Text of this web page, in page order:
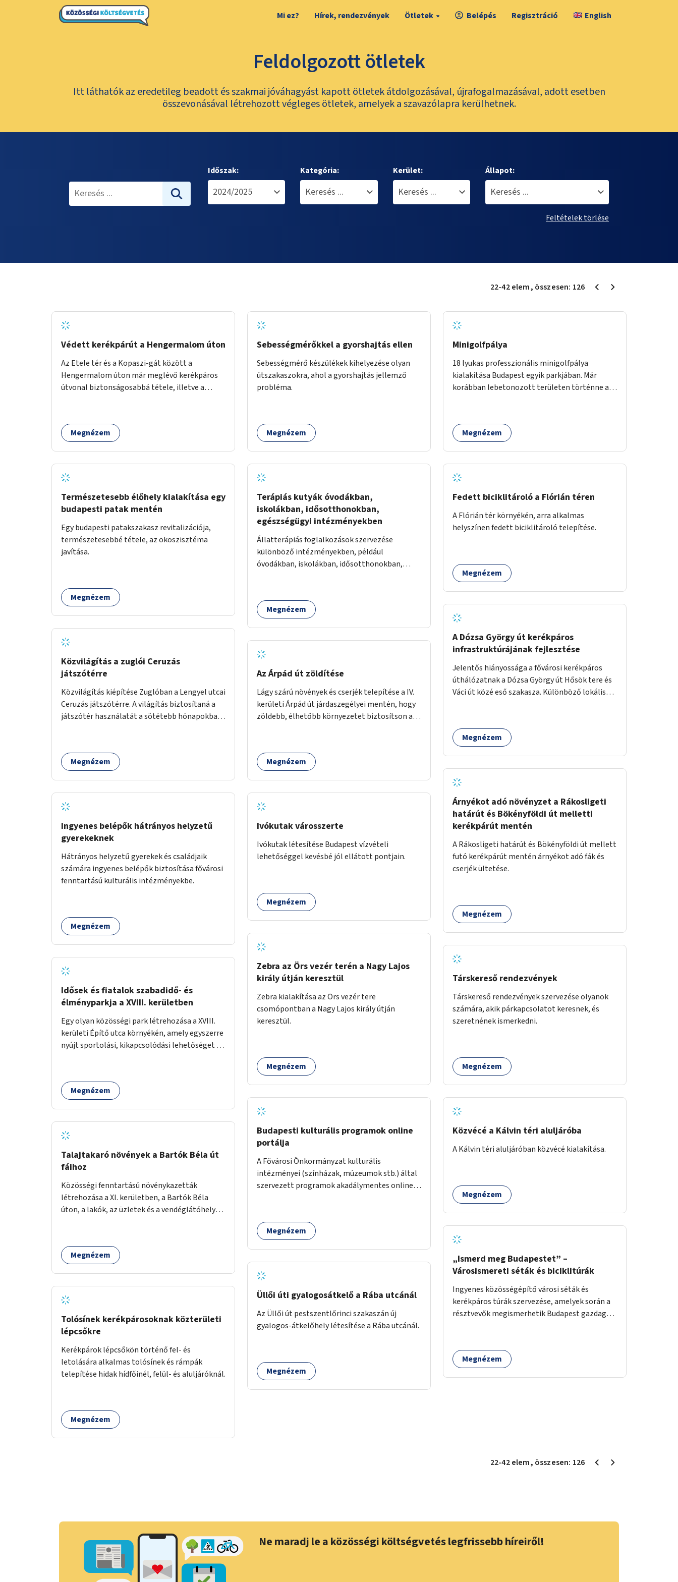
Mi ez? Hírek, rendezvények Ötletek Belépés Regisztráció English
Feldolgozott ötletek
Itt láthatók az eredetileg beadott és szakmai jóváhagyást kapott ötletek átdolgozásával, újrafogalmazásával, adott esetben
összevonásával létrehozott végleges ötletek, amelyek a szavazólapra kerülhetnek.
Időszak: Kategória: Kerület: Állapot:
Feltételek törlése
22-42elem, összesen: 126
Védett kerékpárút a Hengermalom úton
Az Etele tér és a Kopaszi-gát között a
Hengermalom úton már meglévő kerékpáros
útvonal biztonságosabbá tétele, illetve a
családbarát kerékpáros útvonal alakítható ki,
amely többek között iskolákhoz, kulturális
Megnézem
Természetesebb élőhely kialakítása egy
budapesti patak mentén
Egy budapesti patakszakasz revitalizációja,
természetesebbé tétele, az ökoszisztéma
javítása.
Megnézem
Közvilágítás a zuglói Ceruzás
játszótérre
Közvilágítás kiépítése Zuglóban a Lengyel utcai
Ceruzás játszótérre. A világítás biztosítaná a
játszótér használatát a sötétebb hónapokban,
Megnézem
Ingyenes belépők hátrányos helyzetű
gyerekeknek
Hátrányos helyzetű gyerekek és családjaik
számára ingyenes belépők biztosítása fővárosi
fenntartású kulturális intézményekbe.
Megnézem
Idősek és fiatalok szabadidő- és
élményparkja a XVIII. kerületben
Egy olyan közösségi park létrehozása a XVIII.
kerületi Építő utca környékén, amely egyszerre
nyújt sportolási, kikapcsolódási lehetőséget az
Megnézem
Talajtakaró növények a Bartók Béla út
fáihoz
Közösségi fenntartású növénykazetták
létrehozása a XI. kerületben, a Bartók Béla
úton, a lakók, az üzletek és a vendéglátóhelyek
Megnézem
Tolósínek kerékpárosoknak közterületi
lépcsőkre
Kerékpárok lépcsőkön történő fel- és
letolására alkalmas tolósínek és rámpák
telepítése hidak hídfőinél, felül- és aluljáróknál.
Megnézem
Sebességmérőkkel a gyorshajtás ellen
Sebességmérő készülékek kihelyezése olyan
útszakaszokra, ahol a gyorshajtás jellemző
probléma.
Megnézem
Terápiás kutyák óvodákban,
iskolákban, idősotthonokban,
egészségügyi intézményekben
Állatterápiás foglalkozások szervezése
különböző intézményekben, például
óvodákban, iskolákban, idősotthonokban,
Megnézem
Az Árpád út zöldítése
Lágy szárú növények és cserjék telepítése a IV.
kerületi Árpád út járdaszegélyei mentén, hogy
zöldebb, élhetőbb környezetet biztosítson a
Megnézem
Ivókutak városszerte
Ivókutak létesítése Budapest vízvételi
lehetőséggel kevésbé jól ellátott pontjain.
Megnézem
Zebra az Örs vezér terén a Nagy Lajos
király útján keresztül
Zebra kialakítása az Örs vezér tere
csomópontban a Nagy Lajos király útján
keresztül.
Megnézem
Budapesti kulturális programok online
portálja
A Fővárosi Önkormányzat kulturális
intézményei (színházak, múzeumok stb.) által
szervezett programok akadálymentes online
tartalommal.
Megnézem
Üllői úti gyalogosátkelő a Rába utcánál
Az Üllői út pestszentlőrinci szakaszán új
gyalogos-átkelőhely létesítése a Rába utcánál.
Megnézem
Minigolfpálya
18 lyukas professzionális minigolfpálya
kialakítása Budapest egyik parkjában. Már
korábban lebetonozott területen történne a
Megnézem
Fedett biciklitároló a Flórián téren
A Flórián tér környékén, arra alkalmas
helyszínen fedett biciklitároló telepítése.
Megnézem
A Dózsa György út kerékpáros
infrastruktúrájának fejlesztése
Jelentős hiányossága a fővárosi kerékpáros
úthálózatnak a Dózsa György út Hősök tere és
Váci út közé eső szakasza. Különböző lokális
biztonsága már azt megelőzően, hogy
többéves távlatban sor kerülne az út teljes
Megnézem
Árnyékot adó növényzet a Rákosligeti
határút és Bökényföldi út melletti
kerékpárút mentén
A Rákosligeti határút és Bökényföldi út mellett
futó kerékpárút mentén árnyékot adó fák és
cserjék ültetése.
Megnézem
Társkereső rendezvények
Társkereső rendezvények szervezése olyanok
számára, akik párkapcsolatot keresnek, és
szeretnének ismerkedni.
Megnézem
Közvécé a Kálvin téri aluljáróba
A Kálvin téri aluljáróban közvécé kialakítása.
Megnézem
„Ismerd meg Budapestet” –
Városismereti séták és biciklitúrák
Ingyenes közösségépítő városi séták és
kerékpáros túrák szervezése, amelyek során a
résztvevők megismerhetik Budapest gazdag
mozgás népszerűsítésével mindenki számára
nagy élményt nyújthat.
Megnézem
22-42elem, összesen: 126
Ne maradj le a közösségi költségvetés legfrissebb híreiről!